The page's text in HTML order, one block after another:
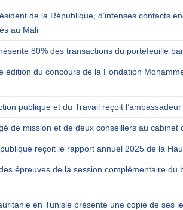
de la République, d’intenses contacts
au Mali
80% des transactions du portefeuille
édition du concours de la Fondation
publique et du Travail reçoit
de mission et de deux conseillers au cabinet
reçoit le rapport annuel 2025 de la
épreuves de la session complémentaire du
en Tunisie présente une copie de ses